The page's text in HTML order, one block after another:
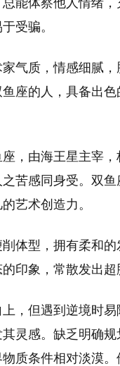
能体察他人情绪
受骗。
气质，情感细腻
座的人，具备出
，由海王星主宰
苦感同身受。双
艺术创造力。
体型，拥有柔和
印象，常散发出超
，但遇到逆境时
灵感。缺乏明确
质条件相对淡漠